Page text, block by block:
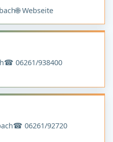
🌐 Webseite
☎ 06261/938400
☎ 06261/92720